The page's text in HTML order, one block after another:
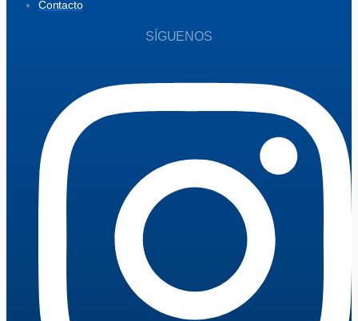
Contacto
SÍGUENOS